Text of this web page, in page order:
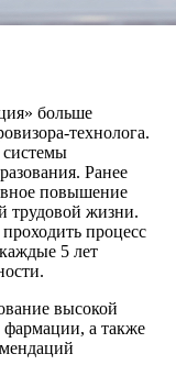
больше
технолога.
системы
Ранее
повышение
трудовой жизни.
процесс
5 лет
высокой
фармации, а также